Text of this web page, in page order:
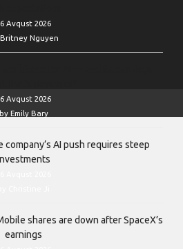
Avqust 2026
Nguyen
Avqust 2026
by Emily Bary
company’s AI push requires steep
shares are down after SpaceX’s
earnings